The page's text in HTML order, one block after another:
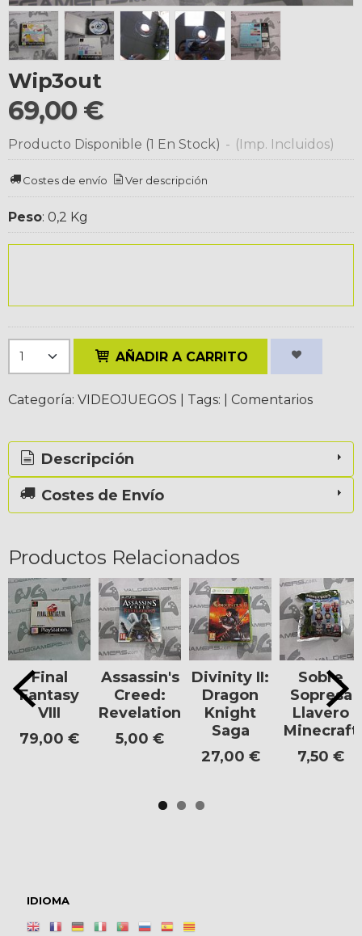
IDIOMA
Wip3out
69,00 €
Producto Disponible (1 En Stock) - (Imp. Incluidos)
Costes de envío Ver descripción
Peso: 0,2 Kg
AÑADIR A CARRITO
Categoría: VIDEOJUEGOS Tags: Comentarios
Descripción
Costes de Envío
Productos Relacionados
Final
Fantasy
VIII
79,00 €
Assassin's
Creed:
Revelations
5,00 €
Divinity II:
Dragon
Knight
Saga
27,00 €
Sobre
Sopresa
Llavero
Minecraft
7,50 €